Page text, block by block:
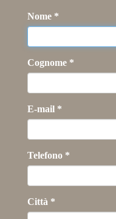
Nome *
Cognome *
E-mail *
Telefono *
Città *